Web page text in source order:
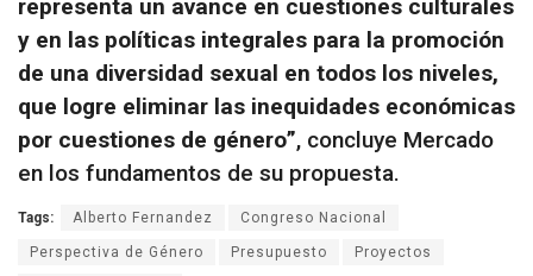
representa un avance en cuestiones culturales
y en las políticas integrales para la promoción
de una diversidad sexual en todos los niveles,
que logre eliminar las inequidades económicas
por cuestiones de género”, concluye Mercado
en los fundamentos de su propuesta.
Tags: Alberto Fernandez Congreso Nacional
Perspectiva de Género Presupuesto Proyectos